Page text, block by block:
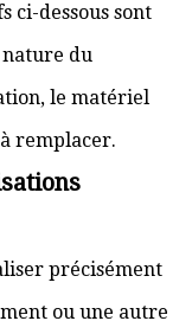
ci-dessous sont
du
le matériel
remplacer.
précisément
ou une autre